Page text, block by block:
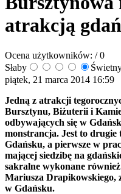
atrakcją
Ocena użytkowników: / 0
Słaby
piątek, 21 marca 2014 16:59
Jedną z atrakcji
Bursztynu, Biżuterii i
odbywających się w
monstrancja. Jest to drugie
Gdańsku, a pierwsze w
mającej siedzibę na
sakralne wykonane
Mariusza Drapikowskiego,
w Gdańsku.